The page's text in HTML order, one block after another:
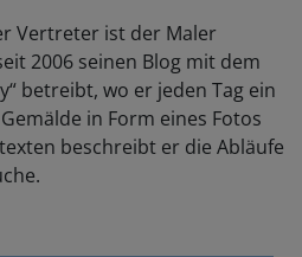
Vertreter ist der Maler
2006 seinen Blog mit dem
betreibt, wo er jeden Tag ein
in Form eines Fotos
beschreibt er die Abläufe